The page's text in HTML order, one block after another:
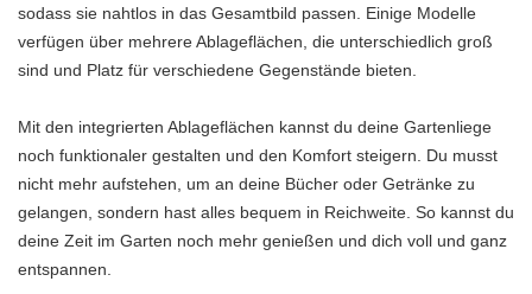
sodass sie nahtlos in das Gesamtbild passen. Einige Modelle
verfügen über mehrere Ablageflächen, die unterschiedlich groß
sind und Platz für verschiedene Gegenstände bieten.
Mit den integrierten Ablageflächen kannst du deine Gartenliege
noch funktionaler gestalten und den Komfort steigern. Du musst
nicht mehr aufstehen, um an deine Bücher oder Getränke zu
gelangen, sondern hast alles bequem in Reichweite. So kannst du
deine Zeit im Garten noch mehr genießen und dich voll und ganz
entspannen.